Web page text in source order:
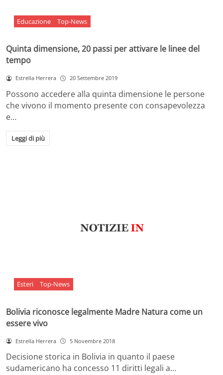
Educazione Top-News
Quinta dimensione, 20 passi per attivare le linee del
tempo
Estrella Herrera 20 Settembre 2019
Possono accedere alla quinta dimensione le persone
che vivono il momento presente con consapevolezza
e…
Leggi di più
Esteri Top-News
Bolivia riconosce legalmente Madre Natura come un
essere vivo
Estrella Herrera 5 Novembre 2018
Decisione storica in Bolivia in quanto il paese
sudamericano ha concesso 11 diritti legali a…